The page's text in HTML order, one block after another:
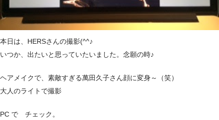
本日は、HERSさんの撮影(^^♪
いつか、出たいと思っていたいました。念願の時♪
ヘアメイクで、素敵すぎる萬田久子さん顔に変身～（笑）
大人のライトで撮影
PC で チェック。